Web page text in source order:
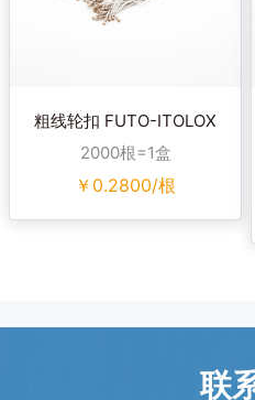
粗线轮扣 FUTO-ITOLOX
2000根=1盒
￥ 0.2800/根
联